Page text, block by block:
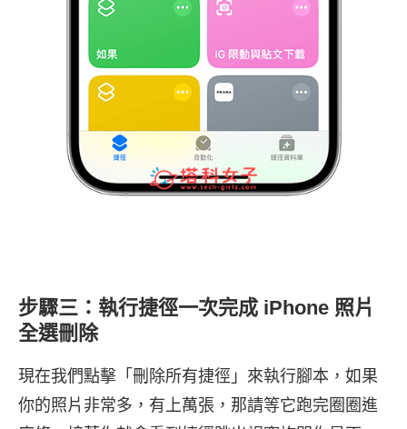
步驟三：執行捷徑一次完成 iPhone 照片
全選刪除
現在我們點擊「刪除所有捷徑」來執行腳本，如果
你的照片非常多，有上萬張，那請等它跑完圈圈進